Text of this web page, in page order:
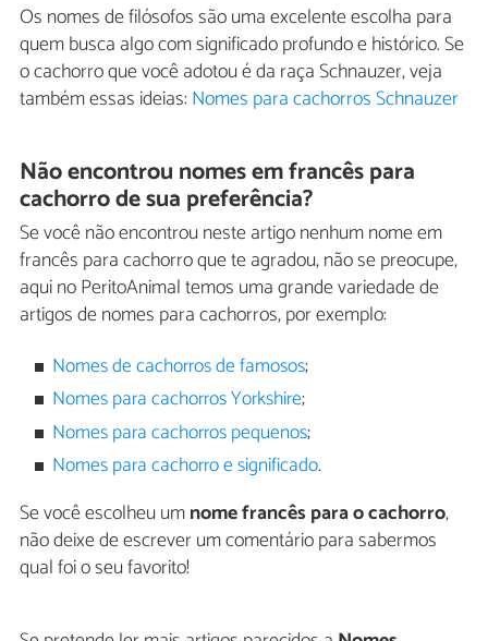
Os nomes de filósofos são uma excelente escolha para
quem busca algo com significado profundo e histórico. Se
o cachorro que você adotou é da raça Schnauzer, veja
também essas ideias:Nomes para cachorros Schnauzer
Não encontrou nomes em francês para
cachorro de sua preferência?
Se você não encontrou neste artigo nenhum nome em
francês para cachorro que te agradou, não se preocupe,
aqui no PeritoAnimal temos uma grande variedade de
artigos de nomes para cachorros, por exemplo:
Nomes de cachorros de famosos;
Nomes para cachorros Yorkshire;
Nomes para cachorros pequenos;
Nomes para cachorro e significado.
Se você escolheu umnome francês para o cachorro,
não deixe de escrever um comentário para sabermos
qual foi o seu favorito!